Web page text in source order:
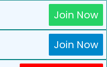
Join Now
Join Now